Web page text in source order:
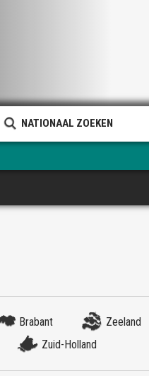
NATIONAAL ZOEKEN
Brabant Zeeland
Zuid-Holland